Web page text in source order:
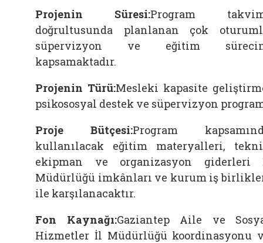
Projenin Süresi:Program
doğrultusunda planlanan çok
süpervizyon ve eğitim
kapsamaktadır.
Projenin Türü:Mesleki kapasite
psikososyal destek ve süpervizyon
Proje Bütçesi:Program
kullanılacak eğitim materyalleri,
ekipman ve organizasyon giderleri
Müdürlüğü imkânları ve kurum iş
ile karşılanacaktır.
Fon Kaynağı:Gaziantep Aile ve
Hizmetler İl Müdürlüğü koordinasyonu